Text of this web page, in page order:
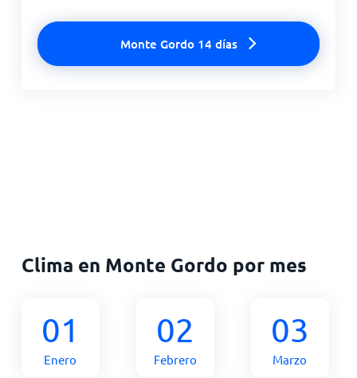
Monte Gordo 14 días
Clima en Monte Gordo por mes
01
Enero
02
Febrero
03
Marzo